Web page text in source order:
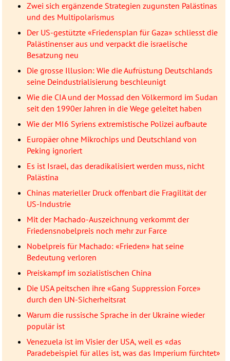
Zwei sich ergänzende Strategien zugunsten Palästinas
und des Multipolarismus
Der US-gestützte «Friedensplan für Gaza» schliesst die
Palästinenser aus und verpackt die israelische
Besatzung neu
Die grosse Illusion: Wie die Aufrüstung Deutschlands
seine Deindustrialisierung beschleunigt
Wie die CIA und der Mossad den Völkermord im Sudan
seit den 1990er Jahren in die Wege geleitet haben
Wie der MI6 Syriens extremistische Polizei aufbaute
Europäer ohne Mikrochips und Deutschland von
Peking ignoriert
Es ist Israel, das deradikalisiert werden muss, nicht
Palästina
Chinas materieller Druck offenbart die Fragilität der
US-Industrie
Mit der Machado-Auszeichnung verkommt der
Friedensnobelpreis noch mehr zur Farce
Nobelpreis für Machado: «Frieden» hat seine
Bedeutung verloren
Preiskampf im sozialistischen China
Die USA peitschen ihre «Gang Suppression Force»
durch den UN-Sicherheitsrat
Warum die russische Sprache in der Ukraine wieder
populär ist
Venezuela ist im Visier der USA, weil es «das
Paradebeispiel für alles ist, was das Imperium fürchtet»